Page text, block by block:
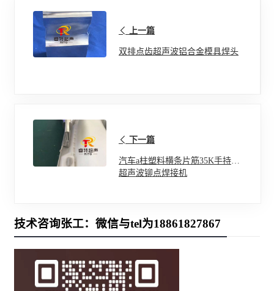
上一篇
双排点齿超声波铝合金模具焊头
下一篇
汽车a柱塑料横条片筋35K手持式
超声波铆点焊接机
技术咨询张工：微信与tel为18861827867